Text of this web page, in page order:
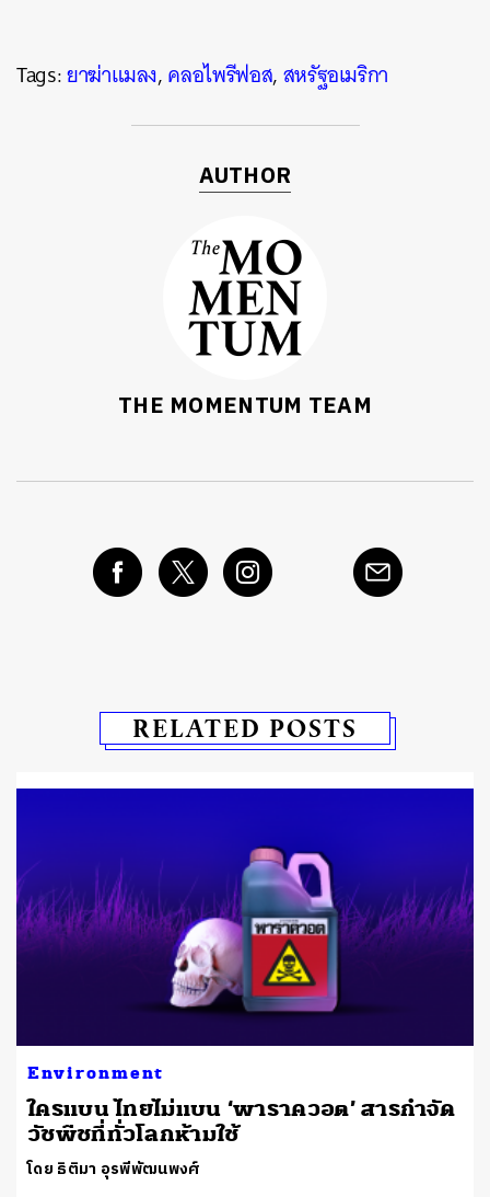
Tags:ยาฆ่าแมลง,คลอไพรีฟอส,สหรัฐอเมริกา
AUTHOR
THE MOMENTUM TEAM
RELATED POSTS
Environment
ใครแบน ไทยไม่แบน ‘พาราควอต’ สารกำจัด
วัชพืชที่ทั่วโลกห้ามใช้
โดย ธิติมา อุรพีพัฒนพงศ์